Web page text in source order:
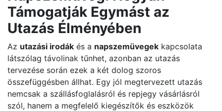
Támogatják Egymást az
Utazás Élményében
Az utazási irodák és a napszemüvegek kapcsolata
látszólag távolinak tűnhet, azonban az utazás
tervezése során ezek a két dolog szoros
összefüggésben állhat. Egy jól megtervezett utazás
nemcsak a szállásfoglalásról és repjegy vásárlásról
szól, hanem a megfelelő kiegészítők és eszközök